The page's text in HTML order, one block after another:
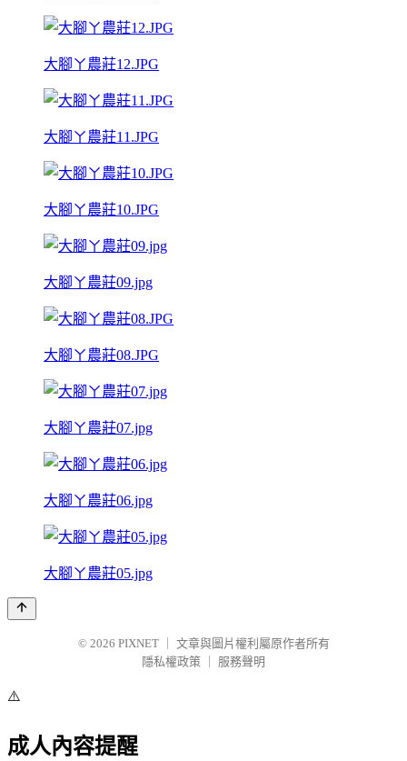
大腳ㄚ農莊12.JPG
大腳ㄚ農莊11.JPG
大腳ㄚ農莊10.JPG
大腳ㄚ農莊09.jpg
大腳ㄚ農莊08.JPG
大腳ㄚ農莊07.jpg
大腳ㄚ農莊06.jpg
大腳ㄚ農莊05.jpg
© 2026 PIXNET
文章與圖片權利屬原作者所有
隱私權政策
服務聲明
⚠️
成人內容提醒